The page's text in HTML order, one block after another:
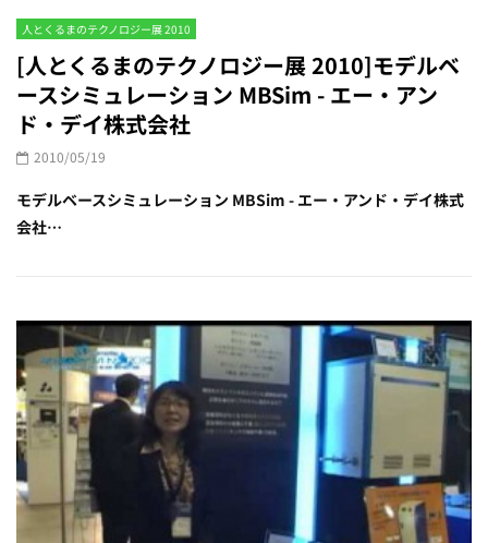
人とくるまのテクノロジー展 2010
[人とくるまのテクノロジー展 2010]モデルベ
ースシミュレーション MBSim - エー・アン
ド・デイ株式会社
2010/05/19
モデルベースシミュレーション MBSim - エー・アンド・デイ株式
会社…